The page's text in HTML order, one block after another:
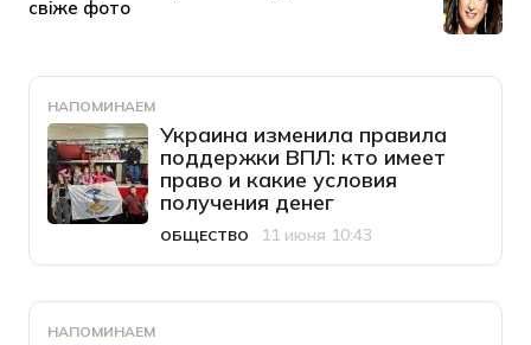
НАПОМИНАЕМ
Украина изменила правила
поддержки ВПЛ: кто имеет
право и какие условия
получения денег
Категория
ОБЩЕСТВО
Дата публикации
11 июня 10:43
НАПОМИНАЕМ